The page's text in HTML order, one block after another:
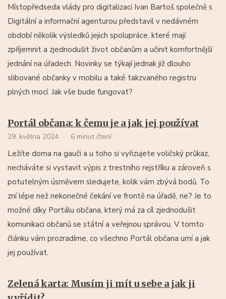
Místopředseda vlády pro digitalizaci Ivan Bartoš společně s
Digitální a informační agenturou představil v nedávném
období několik výsledků jejich spolupráce, které mají
zpříjemnit a zjednodušit život občanům a učinit komfortnější
jednání na úřadech. Novinky se týkají jednak již dlouho
slibované občanky v mobilu a také takzvaného registru
plných mocí. Jak vše bude fungovat?
Portál občana: k čemu je a jak jej používat
29. května 2024 6 minut čtení
Ležíte doma na gauči a u toho si vyřizujete voličský průkaz,
necháváte si vystavit výpis z trestního rejstříku a zároveň s
potutelným úsměvem sledujete, kolik vám zbývá bodů. To
zní lépe než nekonečné čekání ve frontě na úřadě, ne? Je to
možné díky Portálu občana, který má za cíl zjednodušit
komunikaci občanů se státní a veřejnou správou. V tomto
článku vám prozradíme, co všechno Portál občana umí a jak
jej používat.
Zelená karta: Musím ji mít u sebe a jak ji